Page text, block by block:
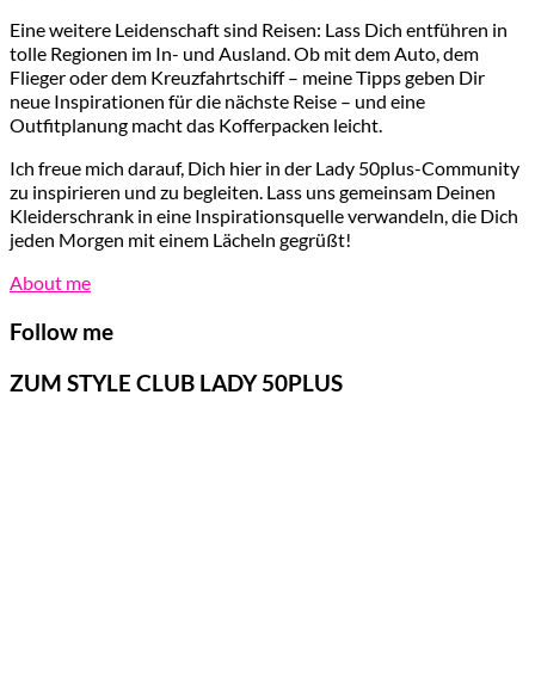
Eine weitere Leidenschaft sind Reisen: Lass Dich entführen in
tolle Regionen im In- und Ausland. Ob mit dem Auto, dem
Flieger oder dem Kreuzfahrtschiff – meine Tipps geben Dir
neue Inspirationen für die nächste Reise – und eine
Outfitplanung macht das Kofferpacken leicht.
Ich freue mich darauf, Dich hier in der Lady 50plus-Community
zu inspirieren und zu begleiten. Lass uns gemeinsam Deinen
Kleiderschrank in eine Inspirationsquelle verwandeln, die Dich
jeden Morgen mit einem Lächeln gegrüßt!
About me
Follow me
ZUM STYLE CLUB LADY 50PLUS